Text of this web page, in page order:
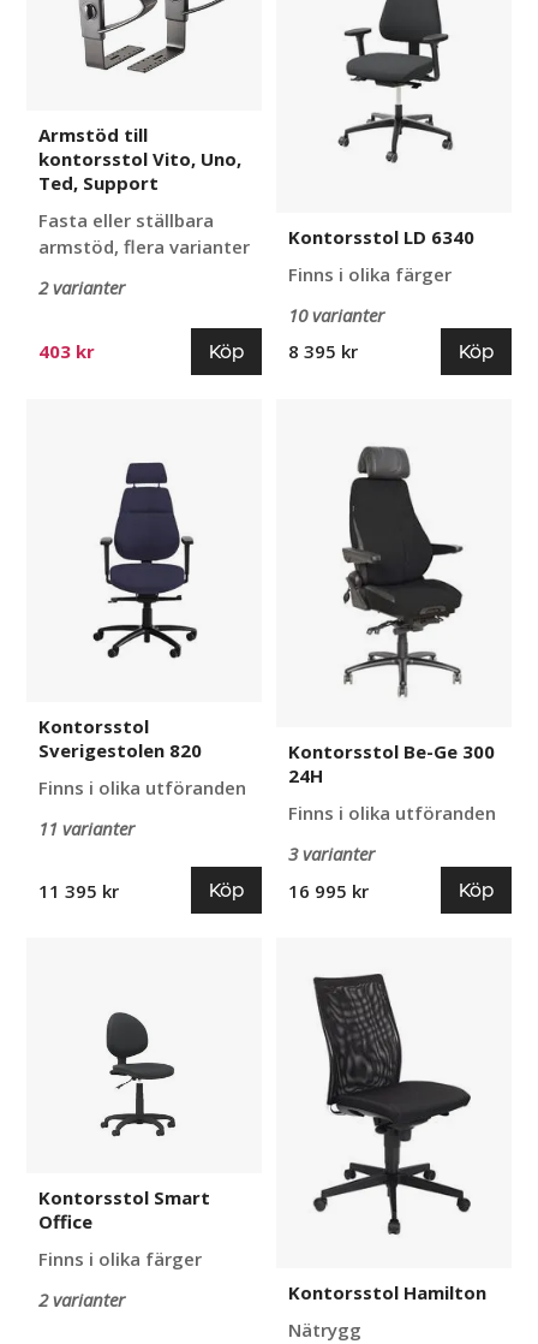
Support
Armstöd till
kontorsstol Vito, Uno,
Ted, Support
Fasta eller ställbara
armstöd, flera varianter
2 varianter
403 kr Köp
Kontorsstol LD 6340
Finns i olika färger
10 varianter
8 395 kr
Köp
Kontorsstol
Sverigestolen 820
Finns i olika utföranden
11 varianter
11 395 kr Köp
Kontorsstol Be-Ge 300
24H
Finns i olika utföranden
3 varianter
16 995 kr
Köp
Kontorsstol Smart
Office
Finns i olika färger
2 varianter
Hamilton
Kontorsstol Hamilton
Nätrygg